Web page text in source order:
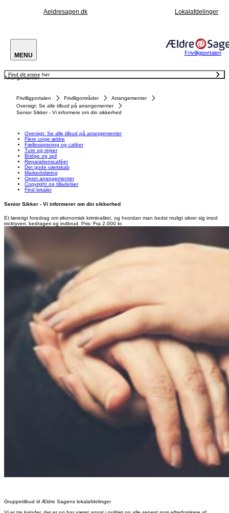
Aeldresagen.dk Lokalafdelinger
MENU Frivilligportalen
Arrangementer
Find dit emne her
Oversigt: Se alle tilbud på arrangementer
Ture og rejser
Bridge og spil
Reparationscaféer
Det gode værtskab
Copyright og tilladelser
Find lokaler
Frivilligportalen Frivilligområder
Arrangementer
Oversigt: Se alle tilbud på arrangementer
Senior Sikker - Vi informere om din sikkerhed
Oversigt: Se alle tilbud på arrangementer
Flere unge ældre
Fællesspisning og caféer
Ture og rejser
Bridge og spil
Reparationscaféer
Det gode værtskab
Markedsføring
Opret arrangementer
Copyright og tilladelser
Find lokaler
Senior Sikker - Vi informerer om din sikkerhed
Et lærerigt foredrag om økonomisk kriminalitet, og hvordan man bedst muligt sikrer sig imod
tricktyveri, bedrageri og indbrud. Pris: Fra 2.000 kr.
Gruppetilbud til Ældre Sagens lokalafdelinger